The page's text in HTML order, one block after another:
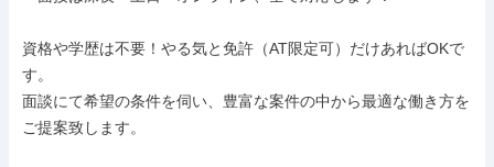
資格や学歴は不要！やる気と免許（AT限定可）だけあればOKで
す。
面談にて希望の条件を伺い、豊富な案件の中から最適な働き方を
ご提案致します。